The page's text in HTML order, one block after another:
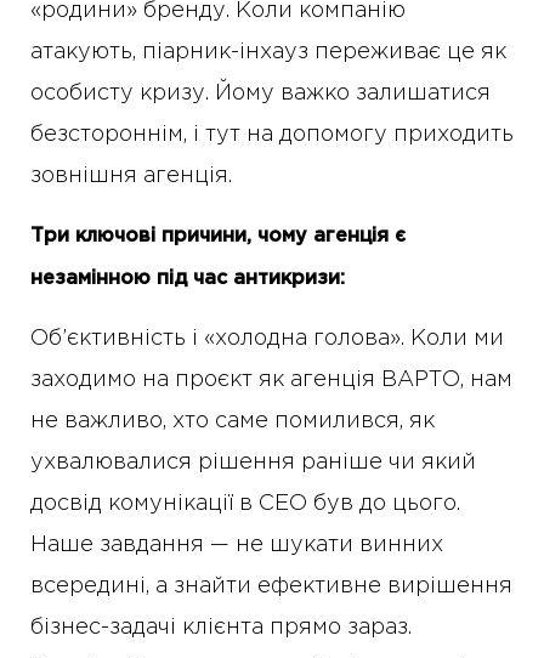
«родини» бренду. Коли компанію
атакують, піарник-інхауз переживає це як
особисту кризу. Йому важко залишатися
безстороннім, і тут на допомогу приходить
зовнішня агенція.
Три ключові причини, чому агенція є
незамінною під час антикризи:
Об’єктивність і «холодна голова». Коли ми
заходимо на проєкт як агенція ВАРТО, нам
не важливо, хто саме помилився, як
ухвалювалися рішення раніше чи який
досвід комунікації в CEO був до цього.
Наше завдання — не шукати винних
всередині, а знайти ефективне вирішення
бізнес-задачі клієнта прямо зараз.